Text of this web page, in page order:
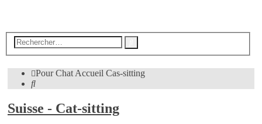
Pour ChatAccueil Cas-sitting
Rechercher
Suisse - Cat-sitting